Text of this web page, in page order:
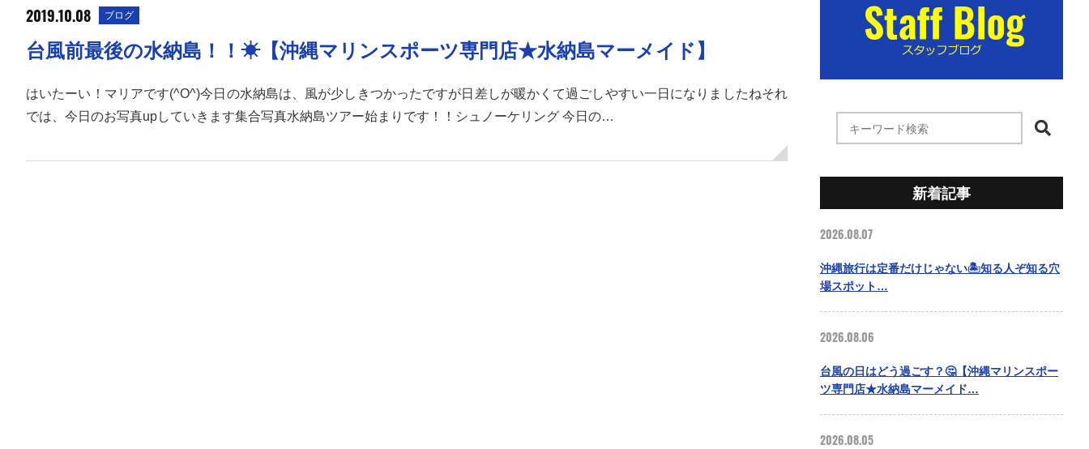
2019.10.08 ブログ
台風前最後の水納島！！☀【沖縄マリンスポーツ専門店★水納島マーメイド】
はいたーい！マリアです(^O^)今日の水納島は、風が少しきつかったですが日差しが暖かくて過ごしやすい一日になりましたねそれ
では、今日のお写真upしていきます集合写真水納島ツアー始まりです！！シュノーケリング 今日の…
新着記事
2026.08.07
沖縄旅行は定番だけじゃない🏝️知る人ぞ知る穴
場スポット…
2026.08.06
台風の日はどう過ごす？🤔【沖縄マリンスポー
ツ専門店★水納島マーメイド…
2026.08.05